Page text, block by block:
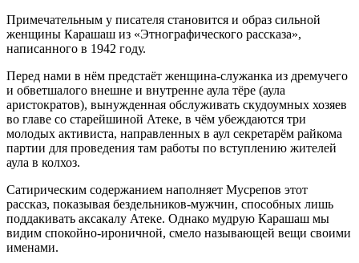
Примечательным у писателя становится и образ сильной
женщины Карашаш из «Этнографического рассказа»,
написанного в 1942 году.
Перед нами в нём предстаёт женщина-служанка из дремучего
и обветшалого внешне и внутренне аула тёре (аула
аристократов), вынужденная обслуживать скудоумных хозяев
во главе со старейшиной Атеке, в чём убеждаются три
молодых активиста, направленных в аул секретарём райкома
партии для проведения там работы по вступлению жителей
аула в колхоз.
Сатирическим содержанием наполняет Мусрепов этот
рассказ, показывая бездельников-мужчин, способных лишь
поддакивать аксакалу Атеке. Однако мудрую Карашаш мы
видим спокойно-ироничной, смело называющей вещи своими
именами.